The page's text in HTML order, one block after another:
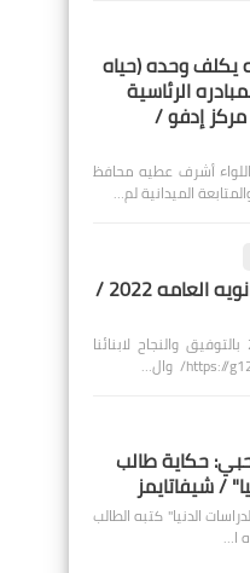
يكلف وحده (حياه
الرئاسية
إدفو /
أشرف عطيه محافظ
الميدانية لم…
لمعرفة نتيجة الثانويه العامه 2022 /
ل معرفة نتيجة الثانويه العامه 2022 بالتوفيق والنجاح لابنائنا
حكاية طالب
/ شيفاتايمز
الدنيا" كتبه الطالب
ا…